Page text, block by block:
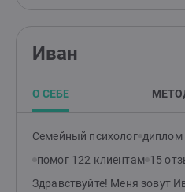
Иван
О СЕБЕ
Семейный психолог диплом
помог 122 клиентам 15
Здравствуйте! Меня зовут